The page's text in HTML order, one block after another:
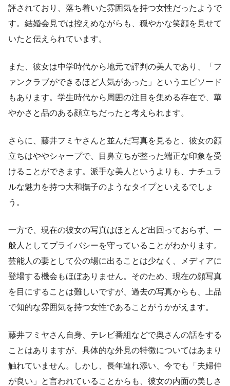
評されており、落ち着いた雰囲気を持つ女性だったようで
す。結婚会見では控えめながらも、穏やかな笑顔を見せて
いたと伝えられています。
また、彼女は中学時代から地元で評判の美人であり、「フ
ァンクラブができるほど人気があった」というエピソード
もあります。学生時代から周囲の注目を集める存在で、華
やかさと品のある顔立ちだったと考えられます。
さらに、藤井フミヤさんと並んだ写真を見ると、彼女の顔
立ちはややシャープで、目鼻立ちが整った端正な印象を受
けることができます。派手な美人というよりも、ナチュラ
ルな魅力を持つ大和撫子のようなタイプといえるでしょ
う。
一方で、現在の彼女の写真はほとんど出回っておらず、一
般人としてプライバシーを守っていることがわかります。
芸能人の妻として公の場に出ることは少なく、メディアに
登場する機会もほぼありません。そのため、現在の顔写真
を目にすることは難しいですが、過去の写真からも、上品
で知的な雰囲気を持つ女性であることがうかがえます。
藤井フミヤさん自身、テレビ番組などで奥さんの話をする
ことはありますが、具体的な外見の特徴についてはあまり
触れていません。しかし、長年連れ添い、今でも「夫婦仲
が良い」と言われていることからも、彼女の内面の美しさ